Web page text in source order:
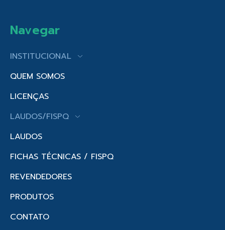
Navegar
INSTITUCIONAL
QUEM SOMOS
LICENÇAS
LAUDOS/FISPQ
LAUDOS
FICHAS TÉCNICAS / FISPQ
REVENDEDORES
PRODUTOS
CONTATO